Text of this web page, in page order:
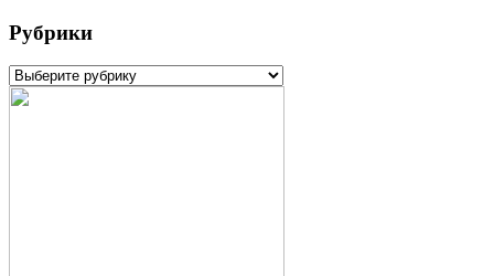
Рубрики
Рубрики